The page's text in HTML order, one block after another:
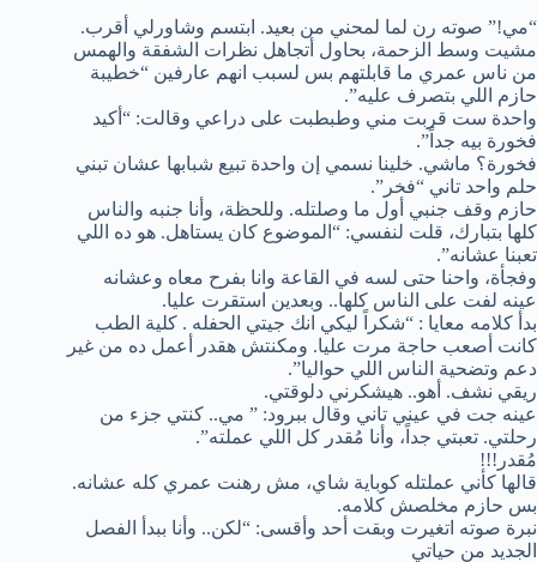
“مي!” صوته رن لما لمحني من بعيد. ابتسم وشاورلي أقرب.
مشيت وسط الزحمة، بحاول أتجاهل نظرات الشفقة والهمس
من ناس عمري ما قابلتهم بس لسبب انهم عارفين “خطيبة
حازم اللي بتصرف عليه”.
واحدة ست قربت مني وطبطبت على دراعي وقالت: “أكيد
فخورة بيه جداً”.
فخورة؟ ماشي. خلينا نسمي إن واحدة تبيع شبابها عشان تبني
حلم واحد تاني “فخر”.
حازم وقف جنبي أول ما وصلتله. وللحظة، وأنا جنبه والناس
كلها بتبارك، قلت لنفسي: “الموضوع كان يستاهل. هو ده اللي
تعبنا عشانه”.
وفجأة، واحنا حتى لسه في القاعة وانا بفرح معاه وعشانه
عينه لفت على الناس كلها.. وبعدين استقرت عليا.
بدأ كلامه معايا : “شكراً ليكي انك جيتي الحفله . كلية الطب
كانت أصعب حاجة مرت عليا. ومكنتش هقدر أعمل ده من غير
دعم وتضحية الناس اللي حواليا”.
ريقي نشف. أهو.. هيشكرني دلوقتي.
عينه جت في عيني تاني وقال ببرود: ” مي.. كنتي جزء من
رحلتي. تعبتي جداً، وأنا مُقدر كل اللي عملته”.
مُقدر!!!
قالها كأني عملتله كوباية شاي، مش رهنت عمري كله عشانه.
بس حازم مخلصش كلامه.
نبرة صوته اتغيرت وبقت أحد وأقسى: “لكن.. وأنا ببدأ الفصل
الجديد من حياتي